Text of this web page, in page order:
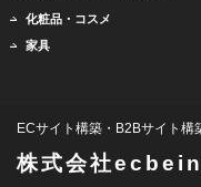
化粧品・コスメ
家具
ECサイト構築・B2Bサイト構
株式会社